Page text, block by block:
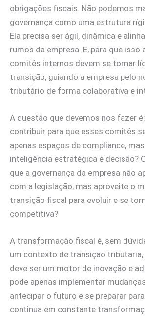
obrigações fiscais. Não podemos
governança como uma estrutura
Ela precisa ser ágil, dinâmica e
rumos da empresa. E, para que isso
comitês internos devem se tornar
transição, guiando a empresa pelo
tributário de forma colaborativa e
A questão que devemos nos fazer
contribuir para que esses comitês
apenas espaços de compliance,
inteligência estratégica e decisão?
que a governança da empresa não
com a legislação, mas aproveite o
transição fiscal para evoluir e se
competitiva?
A transformação fiscal é, sem
um contexto de transição
deve ser um motor de inovação e
pode apenas implementar
antecipar o futuro e se preparar
continua em constante